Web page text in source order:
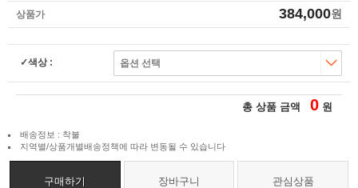
상품가 384,000원
색상 :
총 상품 금액 0 원
배송정보 : 착불
지역별/상품개별배송정책에 따라 변동될 수 있습니다
구매하기 장바구니 관심상품